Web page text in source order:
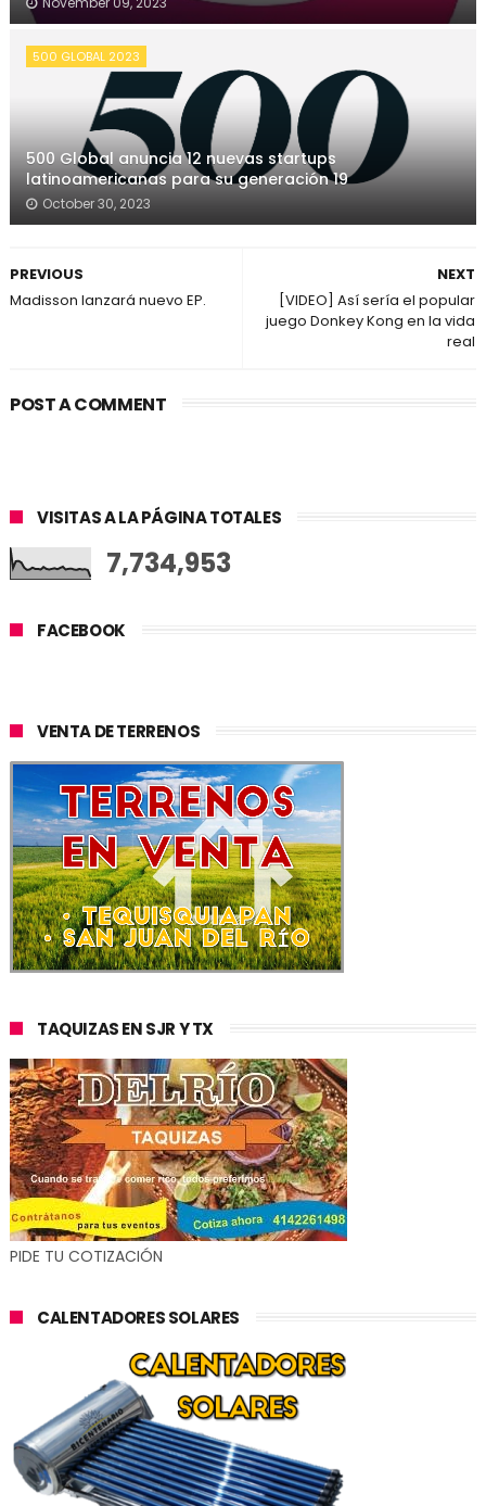
500 GLOBAL 2023
500 Global anuncia 12 nuevas startups
latinoamericanas para su generación 19
October 30, 2023
NEXT
[VIDEO] Así sería el popular
juego Donkey Kong en la vida
real
PREVIOUS
Madisson lanzará nuevo EP.
POST A COMMENT
VISITAS A LA PÁGINA TOTALES
7,734,953
FACEBOOK
VENTA DE TERRENOS
TAQUIZAS EN SJR Y TX
PIDE TU COTIZACIÓN
CALENTADORES SOLARES